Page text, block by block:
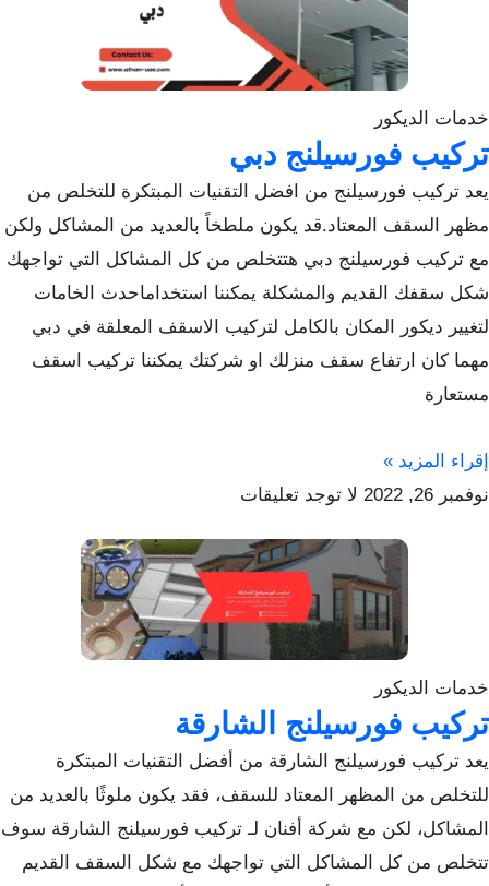
خدمات الديكور
تركيب فورسيلنج دبي
يعد تركيب فورسيلنج من افضل التقنيات المبتكرة للتخلص من
مظهر السقف المعتاد.قد يكون ملطخاً بالعديد من المشاكل ولكن
مع تركيب فورسيلنج دبي هتتخلص من كل المشاكل التي تواجهك
شكل سقفك القديم والمشكلة يمكننا استخداماحدث الخامات
لتغيير ديكور المكان بالكامل لتركيب الاسقف المعلقة في دبي
مهما كان ارتفاع سقف منزلك او شركتك يمكننا تركيب اسقف
مستعارة
إقراء المزيد »
نوفمبر 26, 2022
لا توجد تعليقات
خدمات الديكور
تركيب فورسيلنج الشارقة
يعد تركيب فورسيلنج الشارقة من أفضل التقنيات المبتكرة
للتخلص من المظهر المعتاد للسقف، فقد يكون ملوثًا بالعديد من
المشاكل، لكن مع شركة أفنان لـ تركيب فورسيلنج الشارقة سوف
تتخلص من كل المشاكل التي تواجهك مع شكل السقف القديم